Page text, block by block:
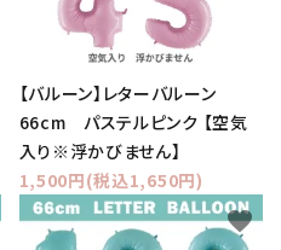
【バルーン】レターバルーン
66cm パステルピンク 【空気
入り※浮かびません】
1,500円(税込1,650円)
favorite